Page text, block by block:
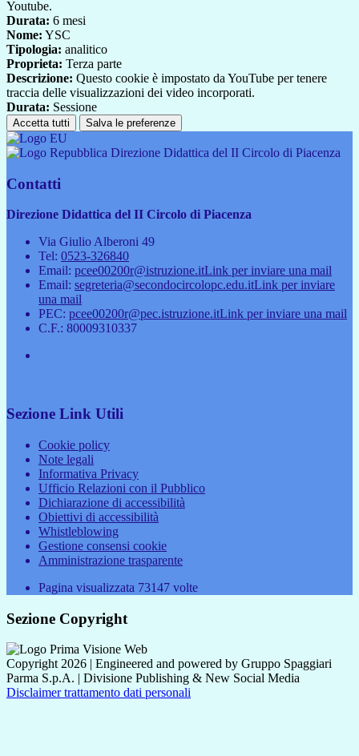
Youtube.
Durata: 6 mesi
Nome: YSC
Tipologia: analitico
Proprieta: Terza parte
Descrizione: Questo cookie è impostato da YouTube per tenere
traccia delle visualizzazioni dei video incorporati.
Durata: Sessione
Accetta tutti Salva le preferenze
Direzione Didattica del II Circolo di Piacenza
Contatti
Direzione Didattica del II Circolo di Piacenza
Via Giulio Alberoni 49
Tel: 0523-326840
Email: pcee00200r@istruzione.itLink per inviare una mail
Email: segreteria@secondocircolopc.edu.itLink per inviare
una mail
PEC: pcee00200r@pec.istruzione.itLink per inviare una mail
C.F.: 80009310337
Sezione Link Utili
Cookie policy
Note legali
Informativa Privacy
Ufficio Relazioni con il Pubblico
Dichiarazione di accessibilità
Obiettivi di accessibilità
Whistleblowing
Gestione consensi cookie
Amministrazione trasparente
Pagina visualizzata 73147 volte
Sezione Copyright
Copyright 2026 | Engineered and powered by Gruppo Spaggiari
Parma S.p.A. | Divisione Publishing & New Social Media
Disclaimer trattamento dati personali